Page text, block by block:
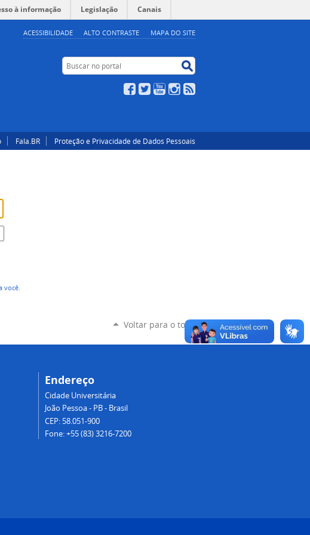
ACESSIBILIDADE ALTO CONTRASTE MAPA DO SITE
à informação Legislação Canais
Buscar no portal
Facebook
TwitterYouTubeInstagram
Fala.BR Proteção e Privacidade de Dados Pessoais
você.
Voltar para o topo
Endereço
Cidade Universitária
João Pessoa - PB - Brasil
CEP: 58.051-900
Fone: +55 (83) 3216-7200